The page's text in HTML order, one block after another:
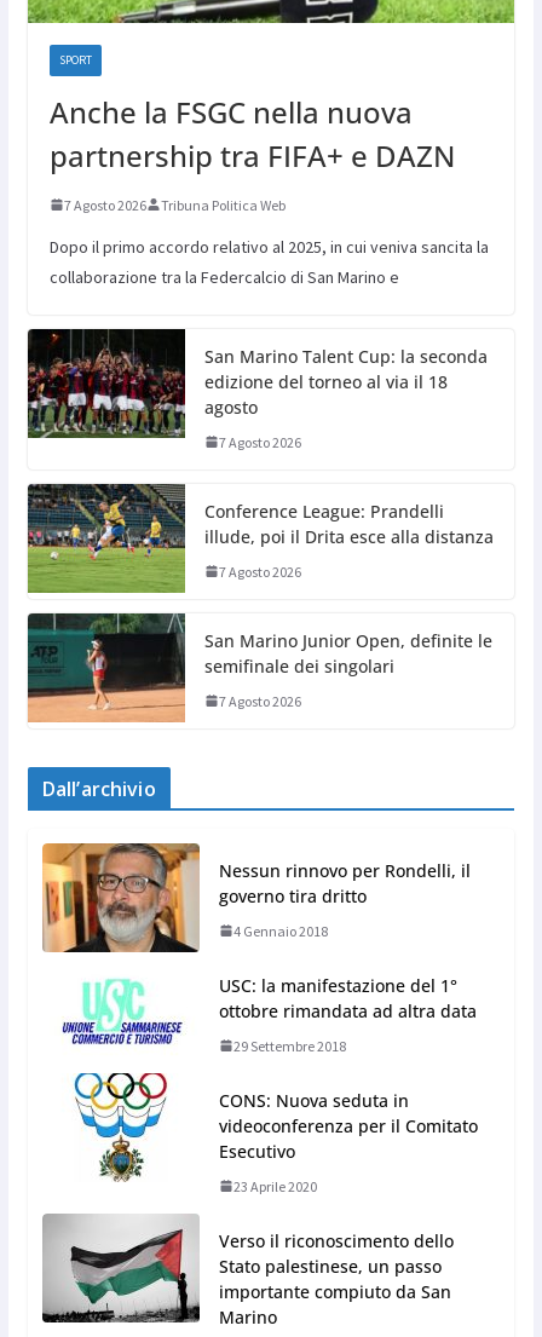
SPORT
Anche la FSGC nella nuova
partnership tra FIFA+ e DAZN
7 Agosto 2026 Tribuna Politica Web
Dopo il primo accordo relativo al 2025, in cui veniva sancita la
collaborazione tra la Federcalcio di San Marino e
San Marino Talent Cup: la seconda
edizione del torneo al via il 18
agosto
7 Agosto 2026
Conference League: Prandelli
illude, poi il Drita esce alla distanza
7 Agosto 2026
San Marino Junior Open, definite le
semifinale dei singolari
7 Agosto 2026
Dall’archivio
Nessun rinnovo per Rondelli, il
governo tira dritto
4 Gennaio 2018
USC: la manifestazione del 1°
ottobre rimandata ad altra data
29 Settembre 2018
CONS: Nuova seduta in
videoconferenza per il Comitato
Esecutivo
23 Aprile 2020
Verso il riconoscimento dello
Stato palestinese, un passo
importante compiuto da San
Marino